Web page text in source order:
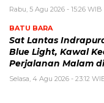
Rabu, 5 Agu 2026 - 15:26 WIB
BATU BARA
Sat Lantas
Blue Light, Kawal
Perjalanan Malam
Selasa, 4 Agu 2026 - 23:12